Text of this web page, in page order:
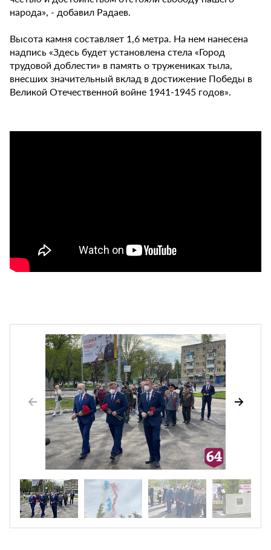
народа», - добавил Радаев.
Высота камня составляет 1,6 метра. На нем нанесена
надпись «Здесь будет установлена стела «Город
трудовой доблести» в память о тружениках тыла,
внесших значительный вклад в достижение Победы в
Великой Отечественной войне 1941-1945 годов».